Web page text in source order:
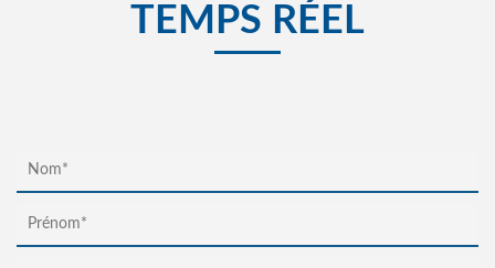
TEMPS RÉEL